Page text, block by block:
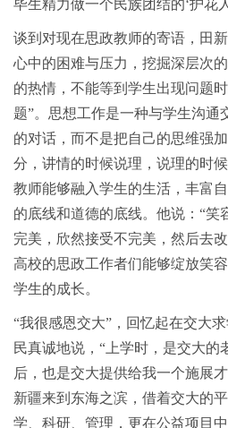
毕生精力做一个民族团结的‘护花人
谈到对现在思政教师的寄语，田
心中的困难与压力，挖掘深层次
的热情，不能等到学生出现问题
题”。思想工作是一种与学生沟通
的对话，而不是把自己的思维强
分，讲情的时候说理，说理的时
教师能够融入学生的生活，丰富
的底线和道德的底线。他说：“笑
完美，欣然接受不完美，然后去
高校的思政工作者们能够绽放笑
学生的成长。
“我很感恩交大”，回忆起在交大
民真诚地说，“上学时，是交大的
后，也是交大提供给我一个施展
新疆来到东海之滨，借着交大的
学、科研、管理，更在公益项目